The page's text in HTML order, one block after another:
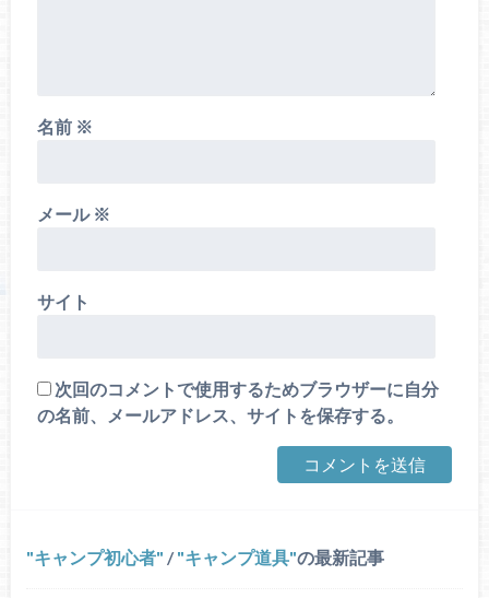
名前 ※
メール ※
サイト
次回のコメントで使用するためブラウザーに自分
の名前、メールアドレス、サイトを保存する。
キャンプ初心者 / キャンプ道具 の最新記事